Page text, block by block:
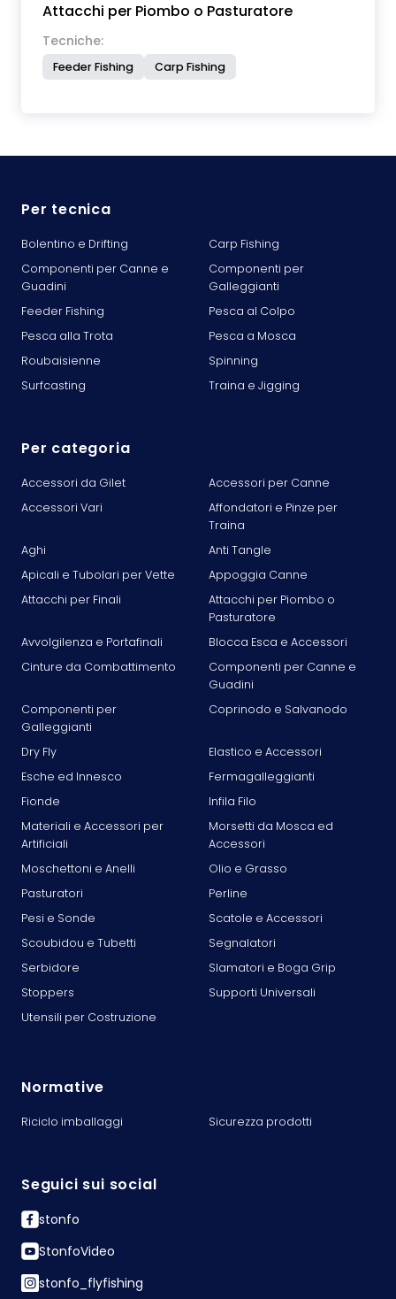
Attacchi per Piombo o Pasturatore
Tecniche:
Feeder Fishing Carp Fishing
Per tecnica
Bolentino e Drifting
Carp Fishing
Componenti per Canne e
Guadini
Componenti per
Galleggianti
Feeder Fishing
Pesca al Colpo
Pesca alla Trota
Pesca a Mosca
Roubaisienne
Spinning
Surfcasting
Traina e Jigging
Per categoria
Accessori da Gilet
Accessori per Canne
Accessori Vari
Affondatori e Pinze per
Traina
Aghi
Anti Tangle
Apicali e Tubolari per Vette
Appoggia Canne
Attacchi per Finali
Attacchi per Piombo o
Pasturatore
Avvolgilenza e Portafinali
Blocca Esca e Accessori
Cinture da Combattimento
Componenti per Canne e
Guadini
Componenti per
Galleggianti
Coprinodo e Salvanodo
Dry Fly
Elastico e Accessori
Esche ed Innesco
Fermagalleggianti
Fionde
Infila Filo
Materiali e Accessori per
Artificiali
Morsetti da Mosca ed
Accessori
Moschettoni e Anelli
Olio e Grasso
Pasturatori
Perline
Pesi e Sonde
Scatole e Accessori
Scoubidou e Tubetti
Segnalatori
Serbidore
Slamatori e Boga Grip
Stoppers
Supporti Universali
Utensili per Costruzione
Normative
Riciclo imballaggi Sicurezza prodotti
Seguici sui social
stonfo
StonfoVideo
stonfo_flyfishing